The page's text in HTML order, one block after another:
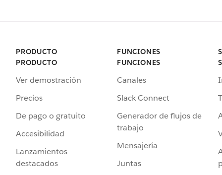
PRODUCTO
PRODUCTO
Ver demostración
Precios
De pago o gratuito
Accesibilidad
Lanzamientos
destacados
FUNCIONES
FUNCIONES
Canales
Slack Connect
Generador de flujos de
trabajo
Mensajería
Juntas